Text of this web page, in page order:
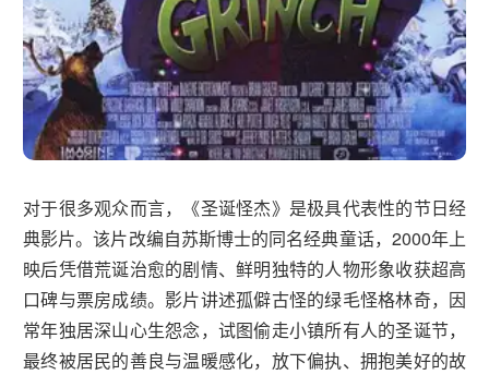
对于很多观众而言，《圣诞怪杰》是极具代表性的节日经
典影片。该片改编自苏斯博士的同名经典童话，2000年上
映后凭借荒诞治愈的剧情、鲜明独特的人物形象收获超高
口碑与票房成绩。影片讲述孤僻古怪的绿毛怪格林奇，因
常年独居深山心生怨念，试图偷走小镇所有人的圣诞节，
最终被居民的善良与温暖感化，放下偏执、拥抱美好的故